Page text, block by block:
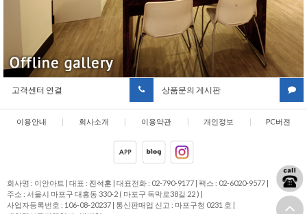
고객센터 연결 상품문의 게시판
이용안내 회사소개 이용약관 개인정보 PC버젼
회사명 : 이안아트 대표 : 진석훈 대표전화 : 02-790-9177 팩스 : 02-6020-9577
주소 : 서울시 마포구 대흥동 330-2 ( 마포구 독막로38길 22 )
사업자등록번호 : 106-08-20237
통신판매업 신고 : 마포구청 0231 호